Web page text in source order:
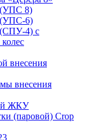
(УПС 8)
(УПС-6)
(СПУ-4) с
внесения
внесения
ЖКУ
(паровой) Crop